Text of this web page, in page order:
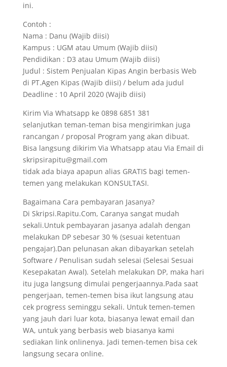
ini.
Contoh :
Nama : Danu (Wajib diisi)
Kampus : UGM atau Umum (Wajib diisi)
Pendidikan : D3 atau Umum (Wajib diisi)
Judul : Sistem Penjualan Kipas Angin berbasis Web
di PT.Agen Kipas (Wajib diisi) / belum ada judul
Deadline : 10 April 2020 (Wajib diisi)
Kirim Via Whatsapp ke 0898 6851 381
selanjutkan teman-teman bisa mengirimkan juga
rancangan / proposal Program yang akan dibuat.
Bisa langsung dikirim Via Whatsapp atau Via Email di
skripsirapitu@gmail.com
tidak ada biaya apapun alias GRATIS bagi temen-
temen yang melakukan KONSULTASI.
Bagaimana Cara pembayaran Jasanya?
Di Skripsi.Rapitu.Com, Caranya sangat mudah
sekali.Untuk pembayaran jasanya adalah dengan
melakukan DP sebesar 30 % (sesuai ketentuan
pengajar).Dan pelunasan akan dibayarkan setelah
Software / Penulisan sudah selesai (Selesai Sesuai
Kesepakatan Awal). Setelah melakukan DP, maka hari
itu juga langsung dimulai pengerjaannya.Pada saat
pengerjaan, temen-temen bisa ikut langsung atau
cek progress seminggu sekali. Untuk temen-temen
yang jauh dari luar kota, biasanya lewat email dan
WA, untuk yang berbasis web biasanya kami
sediakan link onlinenya. Jadi temen-temen bisa cek
langsung secara online.